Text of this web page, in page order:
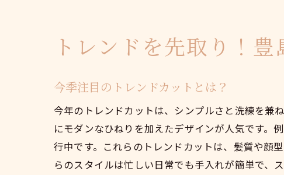
トレンドを先取り！
今季注目のトレンドカットとは？
今年のトレンドカットは、シンプルさと洗練を兼
にモダンなひねりを加えたデザインが人気です。
行中です。これらのトレンドカットは、髪質や顔
らのスタイルは忙しい日常でも手入れが簡単で、